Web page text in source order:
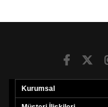
Kurumsal